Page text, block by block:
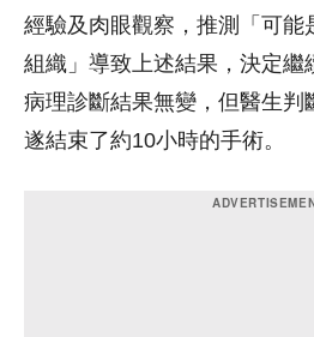
經驗及肉眼觀察，推測「可能
組織」導致上述結果，決定繼
病理診斷結果無變，但醫生判
遂結束了約10小時的手術。